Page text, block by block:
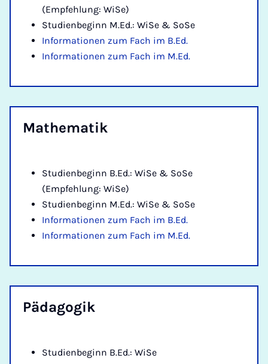
(Empfehlung: WiSe)
Studienbeginn M.Ed.: WiSe & SoSe
Informationen zum Fach im B.Ed.
Informationen zum Fach im M.Ed.
Ma­the­ma­tik
Studienbeginn B.Ed.: WiSe & SoSe
(Empfehlung: WiSe)
Studienbeginn M.Ed.: WiSe & SoSe
Informationen zum Fach im B.Ed.
Informationen zum Fach im M.Ed.
Päd­ago­gik
Studienbeginn B.Ed.: WiSe